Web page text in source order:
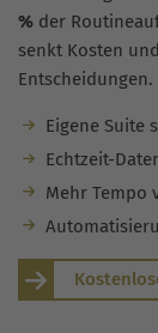
% der
senkt Kosten
Entscheidungen.
Eigene Suite
Echtzeit-
Mehr Tempo